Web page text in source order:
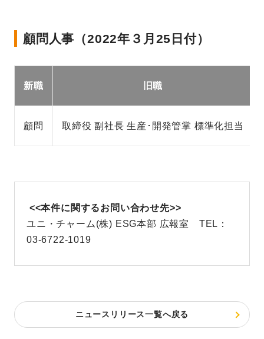
顧問人事（2022年３月25日付）
新職 旧職
顧問 取締役 副社長 生産･開発管掌 標準化担当
<<本件に関するお問い合わせ先>>
ユニ・チャーム(株) ESG本部 広報室 TEL：
03-6722-1019
ニュースリリース一覧へ戻る